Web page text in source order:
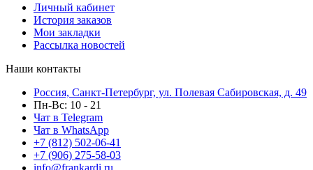
Личный кабинет
История заказов
Мои закладки
Рассылка новостей
Наши контакты
Россия, Санкт-Петербург, ул. Полевая Сабировская, д. 49
Пн-Вс: 10 - 21
Чат в Telegram
Чат в WhatsApp
+7 (812) 502-06-41
+7 (906) 275-58-03
info@frankardi.ru